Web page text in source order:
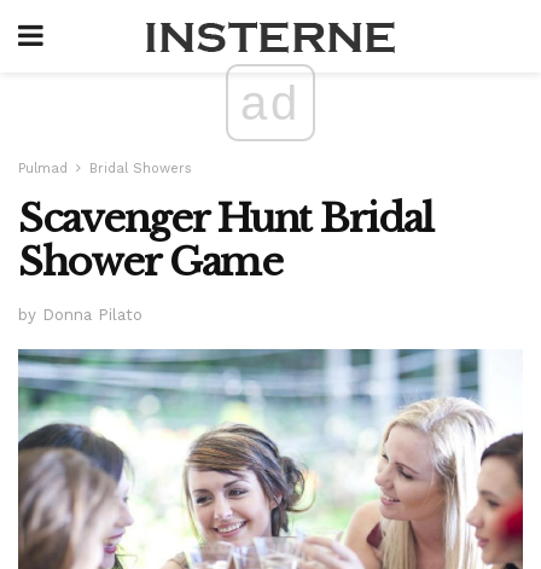
ad
Pulmad Bridal Showers
Scavenger Hunt Bridal
Shower Game
by Donna Pilato